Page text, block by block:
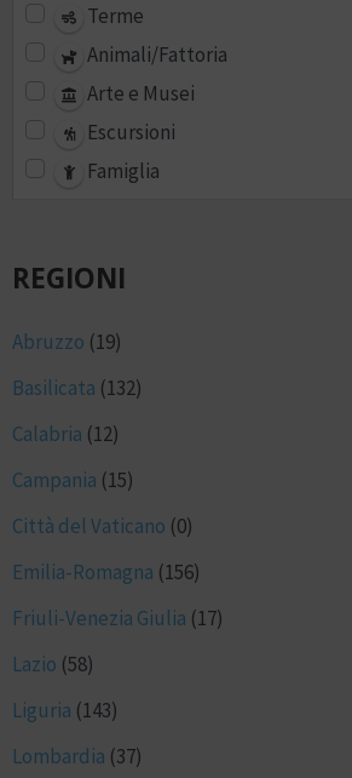
Terme
Animali/Fattoria
Arte e Musei
Escursioni
Famiglia
REGIONI
Abruzzo (19)
Basilicata (132)
Calabria (12)
Campania (15)
Città del Vaticano (0)
Emilia-Romagna (156)
Friuli-Venezia Giulia (17)
Lazio (58)
Liguria (143)
Lombardia (37)